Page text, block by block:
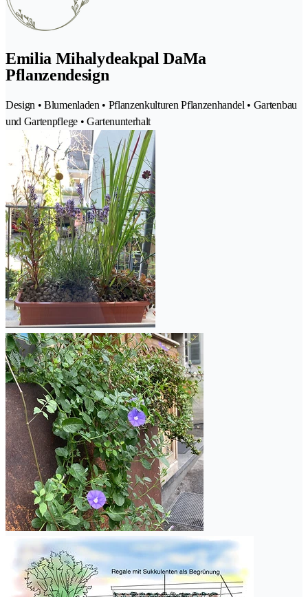
Emilia Mihalydeakpal DaMa
Pflanzendesign
Design • Blumenladen • Pflanzenkulturen Pflanzenhandel • Gartenbau
und Gartenpflege • Gartenunterhalt